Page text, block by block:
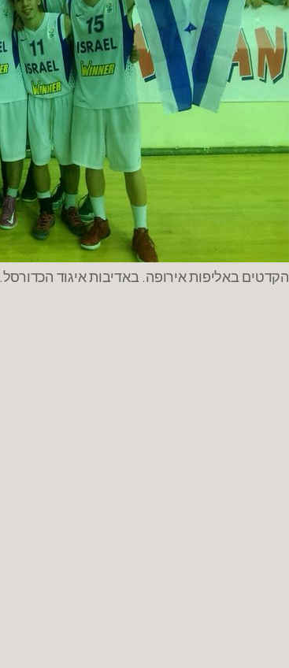
הקדטים באליפות אירופה. באדיבות איגוד הכדורסל.